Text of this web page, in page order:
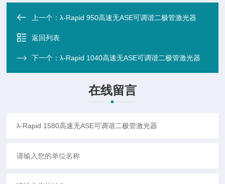
上一个：λ-Rapid 950高速无ASE可调谐二极管激光器
返回列表
下一个：λ-Rapid 1040高速无ASE可调谐二极管激光器
在线留言